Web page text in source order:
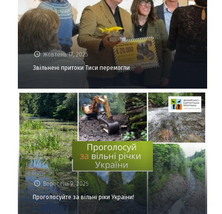
Жовтень 17, 2025
Звільнені притоки Тиси перемогли
Вересень 9, 2025
Проголосуйте за вільні ріки України!